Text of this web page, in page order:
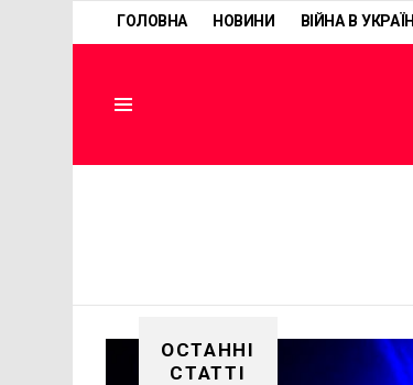
ГОЛОВНА НОВИНИ ВІЙНА В УКРАЇНІ
ОСТАННІ
СТАТТІ